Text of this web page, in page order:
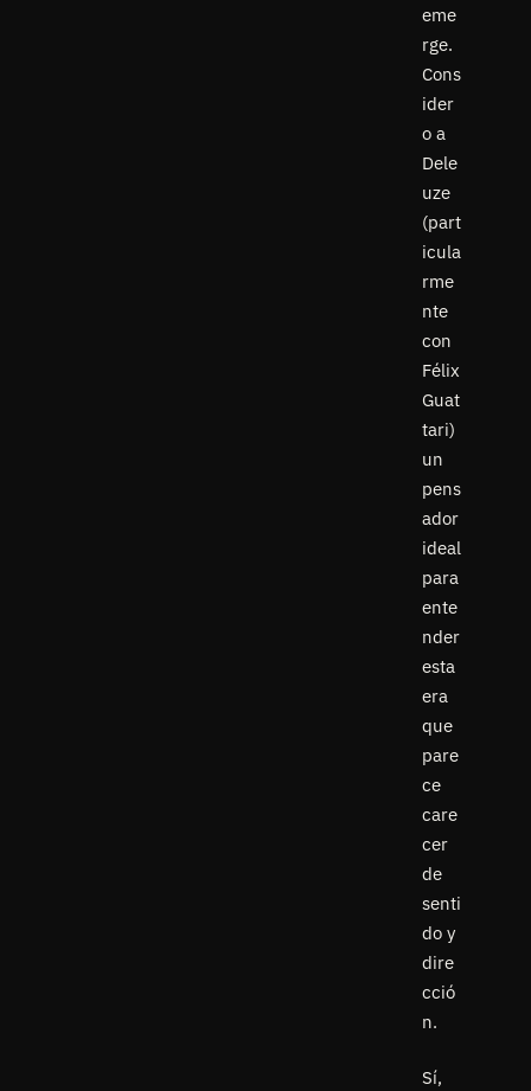
eme
rge.
Cons
ider
o a
Dele
uze
(part
icula
rme
nte
con
Félix
Guat
tari)
un
pens
ador
ideal
para
ente
nder
esta
era
que
pare
ce
care
cer
de
senti
do y
dire
cció
n.
Sí,